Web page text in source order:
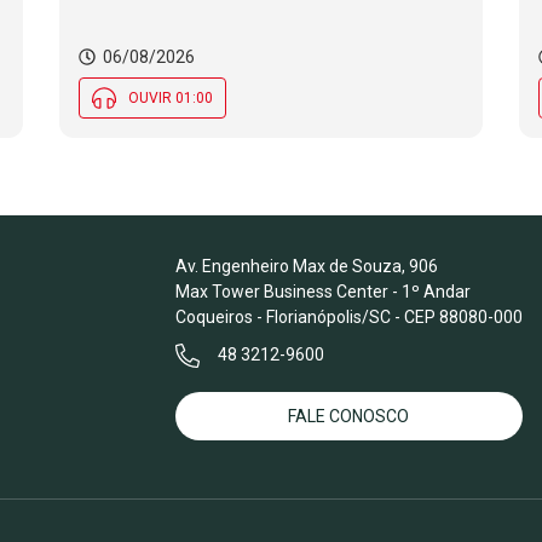
Evento debate tendências da indústria
nacional de cerâmica em SC
06/08/2026
OUVIR 01:00
Av. Engenheiro Max de Souza, 906
Max Tower Business Center - 1º Andar
Coqueiros - Florianópolis/SC - CEP 88080-000
48 3212-9600
FALE CONOSCO